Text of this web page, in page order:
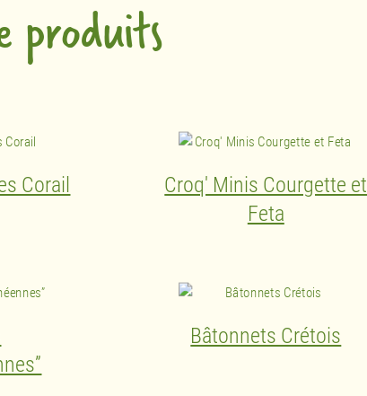
produits
Corail
Croq' Minis Courgette et
Feta
Bâtonnets Crétois